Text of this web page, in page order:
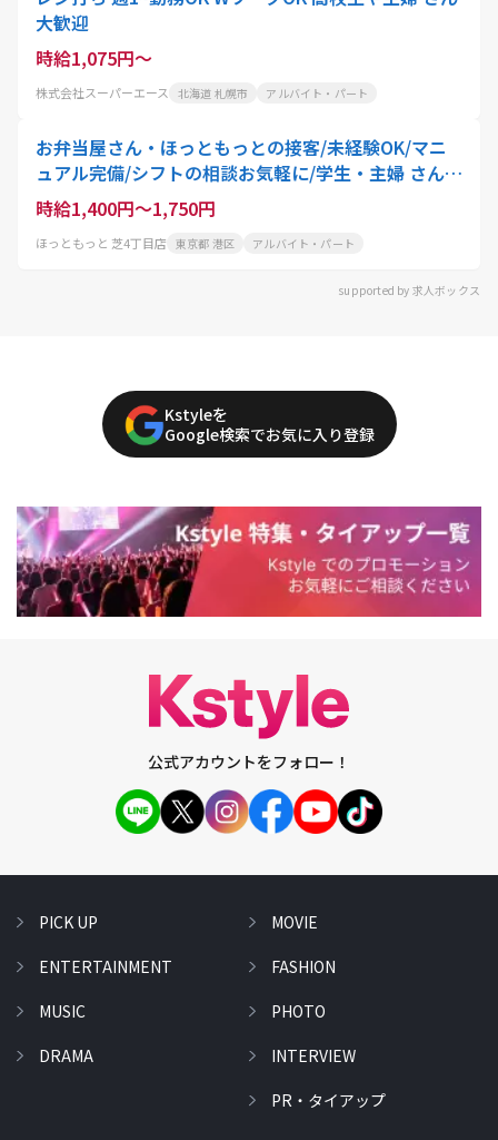
大歓迎
時給1,075円～
株式会社スーパーエース 北海道 札幌市 アルバイト・パート
お弁当屋さん・ほっともっとの接客/未経験OK/マニ
ュアル完備/シフトの相談お気軽に/学生・主婦 さん活
躍中
時給1,400円～1,750円
ほっともっと 芝4丁目店 東京都 港区 アルバイト・パート
supported by 求人ボックス
Kstyleを
Google検索でお気に入り登録
公式アカウントをフォロー！
PICK UP
ENTERTAINMENT
MUSIC
DRAMA
MOVIE
FASHION
PHOTO
INTERVIEW
PR・タイアップ